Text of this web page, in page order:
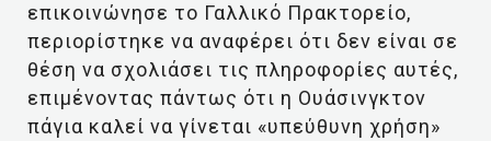
επικοινώνησε το Γαλλικό Πρακτορείο,
περιορίστηκε να αναφέρει ότι δεν είναι σε
θέση να σχολιάσει τις πληροφορίες αυτές,
επιμένοντας πάντως ότι η Ουάσινγκτον
πάγια καλεί να γίνεται «υπεύθυνη χρήση»